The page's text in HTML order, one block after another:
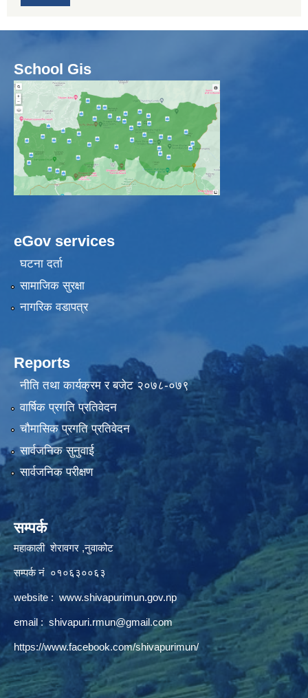
School Gis
eGov services
घटना दर्ता
सामाजिक सुरक्षा
नागरिक वडापत्र
Reports
नीति तथा कार्यक्रम र बजेट २०७८-०७९
वार्षिक प्रगति प्रतिवेदन
चौमासिक प्रगति प्रतिवेदन
सार्वजनिक सुनुवाई
सार्वजनिक परीक्षण
सम्पर्क
महाकाली शेरावगर ,नुवाकोट
सम्पर्क नं ०१०६३००६३
website : www.shivapurimun.gov.np
email : shivapuri.rmun@gmail.com
https://www.facebook.com/shivapurimun/